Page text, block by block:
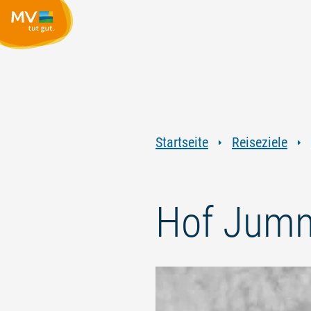
Startseite Reiseziele
Hof